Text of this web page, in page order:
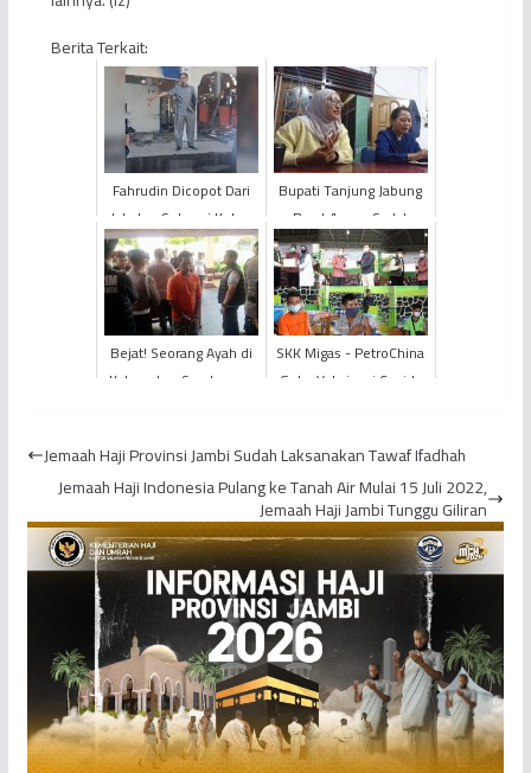
Berita Terkait:
Fahrudin Dicopot Dari
Jabatan Sebagai Ketua
Komisi II DPRD Kota
Sungai Penuh Usai Vid...
Bupati Tanjung Jabung
Barat Anwar Sadat
Digugat Karyawan Bank
Daerah
Bejat! Seorang Ayah di
Kabupaten Sarolangun
Hingga T...
SKK Migas - PetroChina
Gelar Vaksinasi Covid-
Jemaah Haji Provinsi Jambi Sudah Laksanakan Tawaf Ifadhah
Jemaah Haji Indonesia Pulang ke Tanah Air Mulai 15 Juli 2022,
Jemaah Haji Jambi Tunggu Giliran